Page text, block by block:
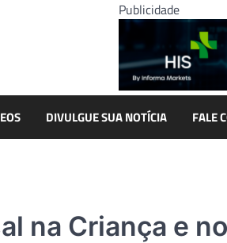
Publicidade
DIVULGUE SUA NOTÍCIA FALE
na Criança e